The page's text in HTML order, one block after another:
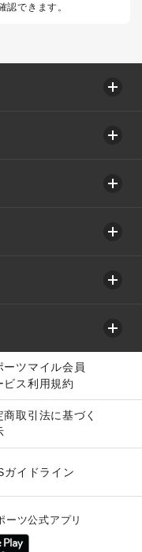
認できます。
ーツマイル会員
ビス利用規約
商取引法に基づく
ガイドライン
ーツ公式アプリ